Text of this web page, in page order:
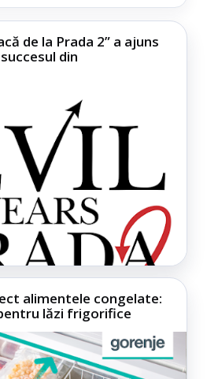
de la Prada 2” a ajuns
din
alimentele congelate:
lăzi frigorifice